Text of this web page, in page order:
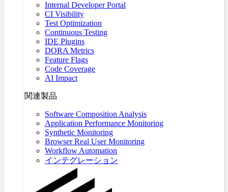
Internal Developer Portal
CI Visibility
Test Optimization
Continuous Testing
IDE Plugins
DORA Metrics
Feature Flags
Code Coverage
AI Impact
関連製品
Software Composition Analysis
Application Performance Monitoring
Synthetic Monitoring
Browser Real User Monitoring
Workflow Automation
インテグレーション